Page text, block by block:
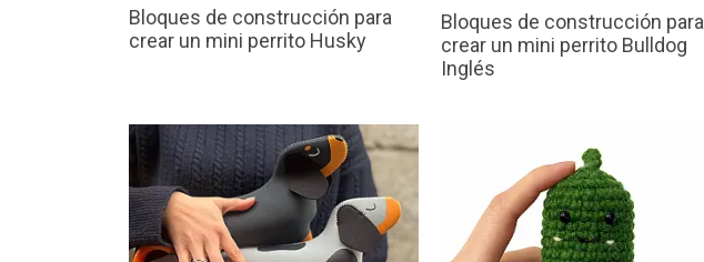
Bloques de construcción para
crear un mini perrito Husky
Bloques de construcción para
crear un mini perrito Bulldog
Inglés